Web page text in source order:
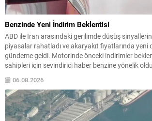
Benzinde Yeni İndirim Beklentisi
ABD ile İran arasındaki gerilimde düşüş
piyasalar rahatladı ve akaryakıt fiyatlarında yeni
gündeme geldi. Motorinde önceki indirimler
sahipleri için sevindirici haber benzine yönelik
girmesi öngörülen güncelleme kapsamında
4,35 TL seviyesinde bir düşüş yapılması
karar...
06.08.2026